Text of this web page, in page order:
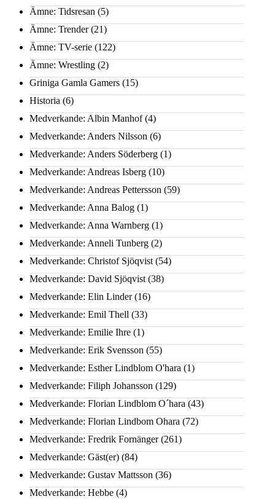
Ämne: Tidsresan (5)
Ämne: Trender(21)
Ämne: TV-serie (122)
Ämne: Wrestling (2)
Griniga Gamla Gamers (15)
Historia (6)
Medverkande: Albin Manhof(4)
Medverkande: Anders Nilsson (6)
Medverkande: Anders Söderberg (1)
Medverkande: Andreas Isberg (10)
Medverkande: Andreas Pettersson (59)
Medverkande: Anna Balog (1)
Medverkande: Anna Warnberg (1)
Medverkande: Anneli Tunberg (2)
Medverkande: Christof Sjöqvist (54)
Medverkande: David Sjöqvist (38)
Medverkande: Elin Linder(16)
Medverkande: Emil Thell (33)
Medverkande: Emilie Ihre (1)
Medverkande: Erik Svensson (55)
Medverkande: Esther Lindblom O'hara (1)
Medverkande: Filiph Johansson (129)
Medverkande: Florian Lindblom O´hara (43)
Medverkande: Florian Lindbom Ohara (72)
Medverkande: Fredrik Fornänger(261)
Medverkande: Gäst(er) (84)
Medverkande: Gustav Mattsson (36)
Medverkande: Hebbe (4)